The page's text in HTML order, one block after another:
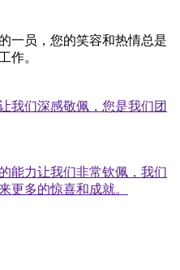
一员，您的笑容和热情总是
作。
我们深感敬佩，您是我们团
能力让我们非常钦佩，我们
更多的惊喜和成就。